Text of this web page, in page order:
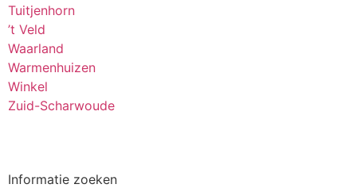
Tuitjenhorn
’t Veld
Waarland
Warmenhuizen
Winkel
Zuid-Scharwoude
Informatie zoeken